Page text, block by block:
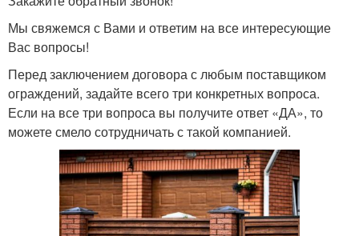
Мы свяжемся с Вами и ответим на все интересующие
Вас вопросы!
Перед заключением договора с любым поставщиком
ограждений, задайте всего три конкретных вопроса.
Если на все три вопроса вы получите ответ «ДА», то
можете смело сотрудничать с такой компанией.